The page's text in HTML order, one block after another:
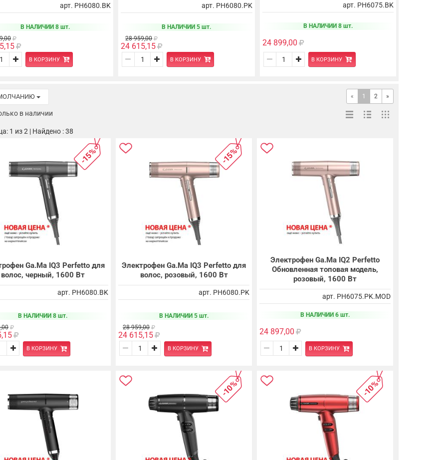
арт. PH6080.BK
В НАЛИЧИИ 8 шт.
В КОРЗИНУ
арт. PH6080.PK
В НАЛИЧИИ 5 шт.
28 959,00
24 615,15
В КОРЗИНУ
арт. PH6075.BK
В НАЛИЧИИ 8 шт.
24 899,00
В КОРЗИНУ
« 1 2 »
в наличии
1 из 2 | Найдено : 38
-15%
Ga.Ma IQ3 Perfetto для
волос, черный, 1600 Вт
арт. PH6080.BK
В НАЛИЧИИ 8 шт.
В КОРЗИНУ
-15%
Электрофен Ga.Ma IQ3 Perfetto для
волос, розовый, 1600 Вт
арт. PH6080.PK
В НАЛИЧИИ 5 шт.
28 959,00
24 615,15
В КОРЗИНУ
Электрофен Ga.Ma IQ2 Perfetto
Обновленная топовая модель,
розовый, 1600 Вт
арт. PH6075.PK.MOD
В НАЛИЧИИ 6 шт.
24 897,00
В КОРЗИНУ
-10% -10%